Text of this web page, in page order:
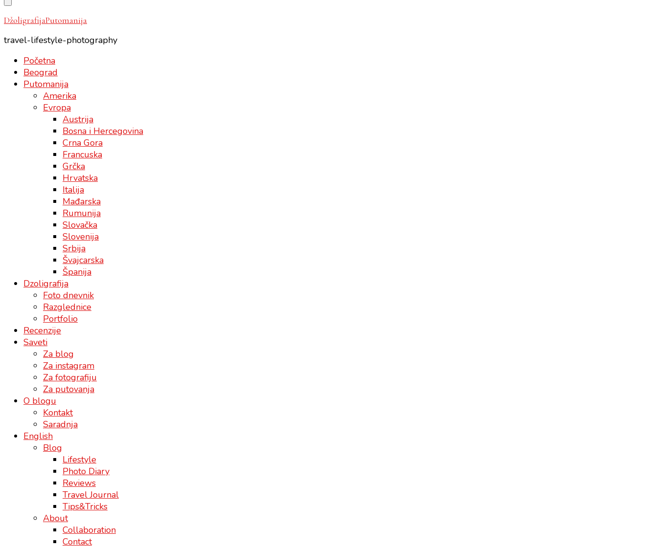
Something?
DžoligrafijaPutomanija
travel-lifestyle-photography
Početna
Beograd
Putomanija
Amerika
Evropa
Austrija
Bosna i Hercegovina
Crna Gora
Francuska
Grčka
Hrvatska
Italija
Mađarska
Rumunija
Slovačka
Slovenija
Srbija
Švajcarska
Španija
Dzoligrafija
Foto dnevnik
Razglednice
Portfolio
Recenzije
Saveti
Za blog
Za instagram
Za fotografiju
Za putovanja
O blogu
Kontakt
Saradnja
English
Blog
Lifestyle
Photo Diary
Reviews
Travel Journal
Tips&Tricks
About
Collaboration
Contact